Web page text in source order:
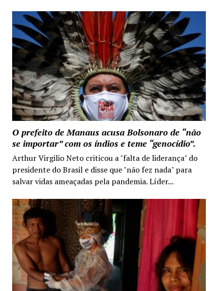
O prefeito de Manaus acusa Bolsonaro de “não
se importar” com os índios e teme “genocídio”.
Arthur Virgilio Neto criticou a "falta de liderança" do
presidente do Brasil e disse que "não fez nada" para
salvar vidas ameaçadas pela pandemia. Líder...